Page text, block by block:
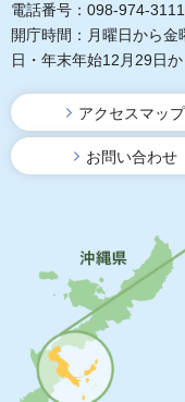
電話番号：098-974-3111
開庁時間：月曜日から
日・年末年始12月29日
アクセスマップ
お問い合わせ